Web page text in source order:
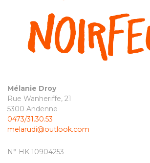
Mélanie Droy
Rue Wanheriffe, 21
5300 Andenne
0473/31.30.53
melarudi@outlook.com
N° HK 10904253